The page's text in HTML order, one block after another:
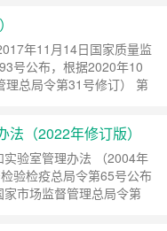
年11月14日国家质量监
号公布，根据2020年10
理总局令第31号修订） 第
（2022年修订版）
验室管理办法 （2004年
验检疫总局令第65号公布
市场监督管理总局令第